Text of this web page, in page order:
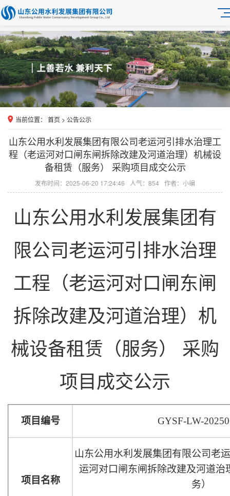
当前位置： 首页 > 公告公示
山东公用水利发展集团有限公司老运河引排水治理工
程（老运河对口闸东闸拆除改建及河道治理）机械设
备租赁（服务） 采购项目成交公示
发布时间：2025-06-20 17:24:46 人气： 854 作者：小编
山东公用水利发展集团有
限公司老运河引排水治理
工程（老运河对口闸东闸
拆除改建及河道治理）机
械设备租赁（服务） 采购
项目成交公示
项目编号 GYSF-LW-
项目名称
山东公用水利发展集团有限公司老
运河对口闸东闸拆除改建及河道治
务）